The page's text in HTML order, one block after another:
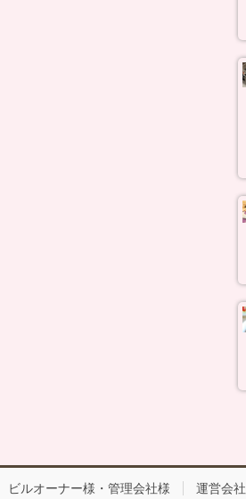
ビルオーナー様・管理会社様 運営会社